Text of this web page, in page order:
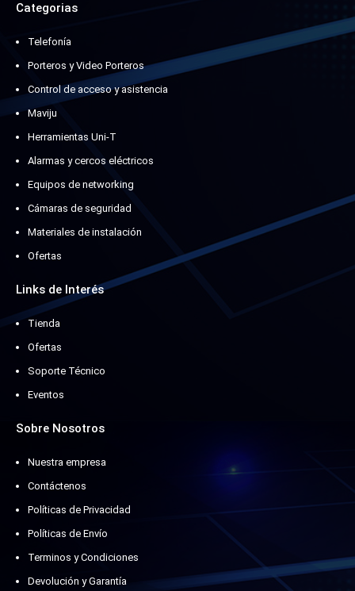
Categorias
Telefonía
Porteros y Video Porteros
Control de acceso y asistencia
Maviju
Herramientas Uni-T
Alarmas y cercos eléctricos
Equipos de networking
Cámaras de seguridad
Materiales de instalación
Ofertas
Links de Interés
Tienda
Ofertas
Soporte Técnico
Eventos
Sobre Nosotros
Nuestra empresa
Contáctenos
Políticas de Privacidad
Políticas de Envío
Terminos y Condiciones
Devolución y Garantía